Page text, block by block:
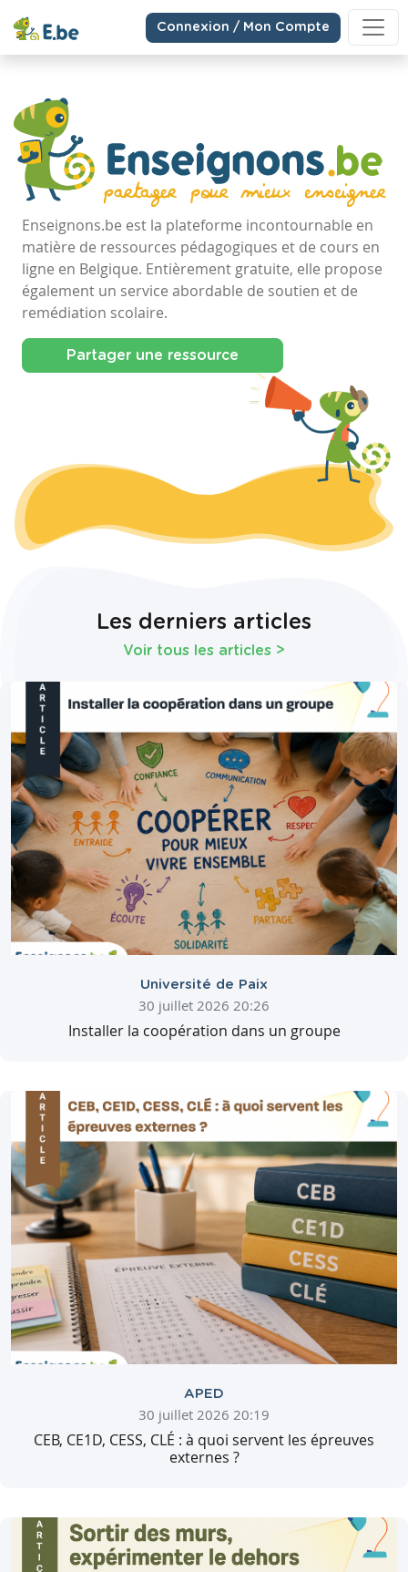
Connexion / Mon Compte
Enseignons.be est la plateforme incontournable en
matière de ressources pédagogiques et de cours en
ligne en Belgique. Entièrement gratuite, elle propose
également un service abordable de soutien et de
remédiation scolaire.
Partager une ressource
Les derniers articles
Voir tous les articles >
Université de Paix
30 juillet 2026 20:26
Installer la coopération dans un groupe
APED
30 juillet 2026 20:19
CEB, CE1D, CESS, CLÉ : à quoi servent les épreuves
externes ?